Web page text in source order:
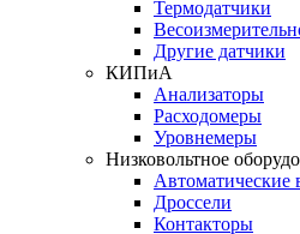
Термодатчики
Другие датчики
КИПиА
Анализаторы
Расходомеры
Уровнемеры
Низковольтное
Автоматические
Дроссели
Контакторы